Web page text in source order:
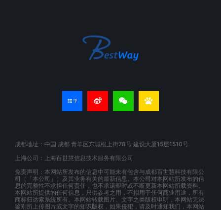
成都地址：中国 成都 青羊区东城根上街78号 建设大厦15层1510号
上海公司：上海百世慧信息技术服务有限公司
免责声明：本网站所发布的信息中可能未有包含与成都百世慧科技有限公
司（「本公司」）及其业务有关的最新信息。本公司对本网站所发布的信
息的完整性不承担任何责任，也不承诺即时或不断更新本网站所载资料。
本网站所提供的任何信息，只供参考之用，不拟用于任何商业用途，所有
商标归达索系统所有。本网站转载图片、文字之类版权申明，本网站无法
鉴别所上传图片或文字的知识版权，如果侵犯，请及时通知我们，本网站